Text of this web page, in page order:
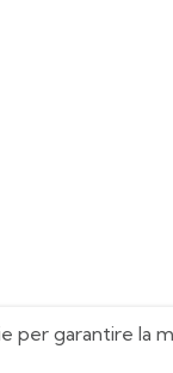
per garantire la